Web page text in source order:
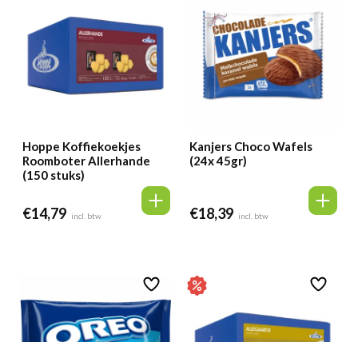
Hoppe Koffiekoekjes
Roomboter Allerhande
(150 stuks)
€14,79 incl. btw
Kanjers Choco Wafels
(24x 45gr)
€18,39 incl. btw